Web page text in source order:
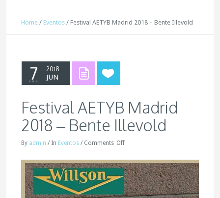
Home / Eventos /Festival AETYB Madrid 2018 – Bente Illevold
7 2018
JUN
Festival AETYB Madrid
2018 – Bente Illevold
By admin / In Eventos / Comments Off